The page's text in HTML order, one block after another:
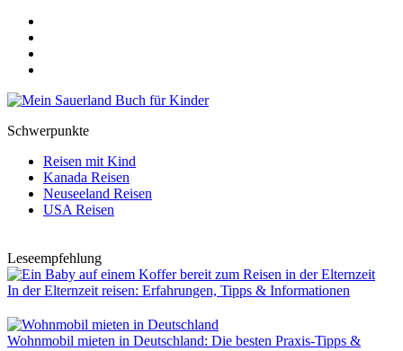
Schwerpunkte
Reisen mit Kind
Kanada Reisen
Neuseeland Reisen
USA Reisen
Leseempfehlung
In der Elternzeit reisen: Erfahrungen, Tipps & Informationen
Wohnmobil mieten in Deutschland: Die besten Praxis-Tipps &